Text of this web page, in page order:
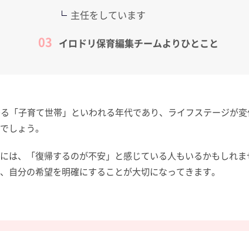
主任をしています
イロドリ保育編集チームよりひとこと
「子育て世帯」といわれる年代であり、ライフステージが
しょう。
は、「復帰するのが不安」と感じている人もいるかもしれ
自分の希望を明確にすることが大切になってきます。